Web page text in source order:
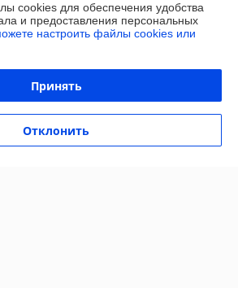
cookies
cookies для обеспечения удобства
и предоставления персональных
настроить файлы cookies или
Принять
Отклонить